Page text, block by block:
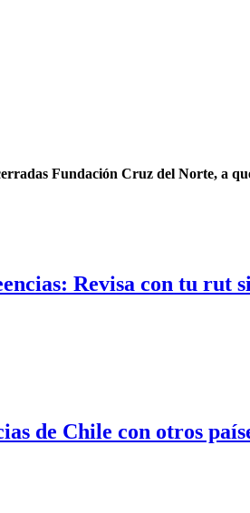
Fundación Cruz del Norte, a
Revisa con tu rut
de Chile con otros